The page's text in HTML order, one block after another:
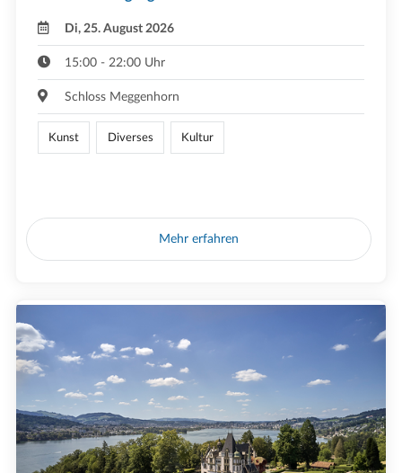
Di, 25. August 2026
15:00 - 22:00 Uhr
Schloss Meggenhorn
Kunst Diverses Kultur
Mehr erfahren